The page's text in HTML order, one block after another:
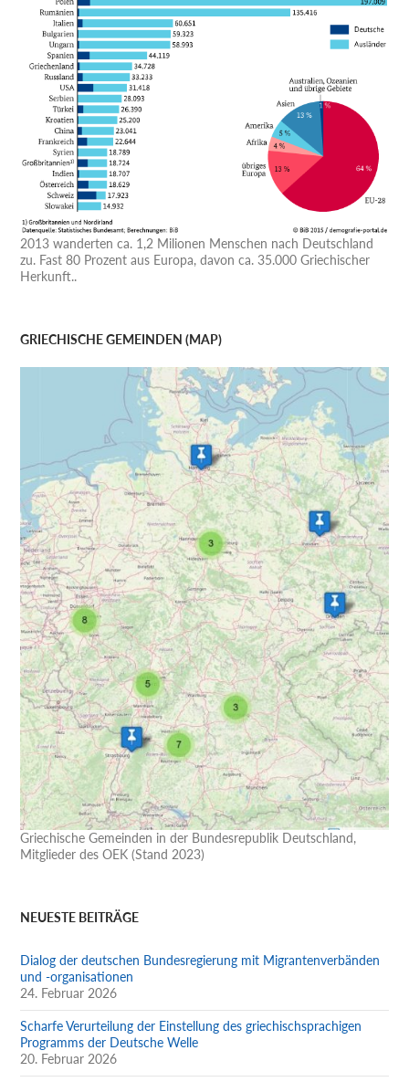
2013 wanderten ca. 1,2 Milionen Menschen nach Deutschland
zu. Fast 80 Prozent aus Europa, davon ca. 35.000 Griechischer
Herkunft..
GRIECHISCHE GEMEINDEN (MAP)
Griechische Gemeinden in der Bundesrepublik Deutschland,
Mitglieder des OEK (Stand 2023)
NEUESTE BEITRÄGE
Dialog der deutschen Bundesregierung mit Migrantenverbänden
und -organisationen
24. Februar 2026
Scharfe Verurteilung der Einstellung des griechischsprachigen
Programms der Deutsche Welle
20. Februar 2026